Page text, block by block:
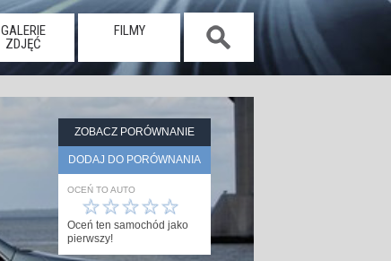
GALERIE
ZDJĘĆ
FILMY
ZOBACZ PORÓWNANIE
DODAJ DO PORÓWNANIA
OCEŃ TO AUTO
☆
☆
☆
☆
☆
Oceń ten samochód jako
pierwszy!